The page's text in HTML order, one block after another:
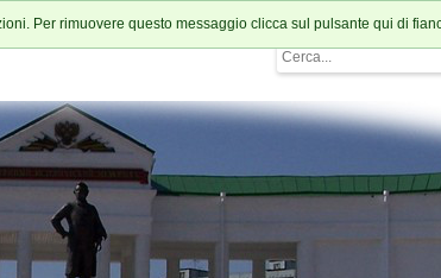
Per rimuovere questo messaggio clicca sul pulsante qui di